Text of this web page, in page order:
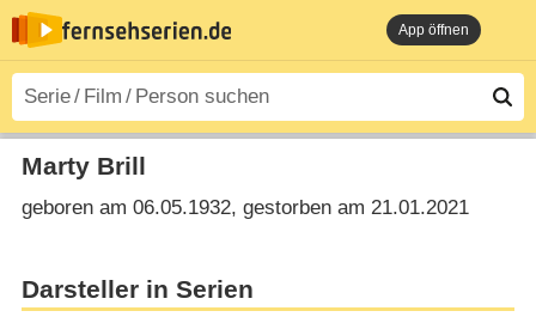
App öffnen
Marty Brill
geboren am 06.05.1932, gestorben am 21.01.2021
Darsteller in Serien